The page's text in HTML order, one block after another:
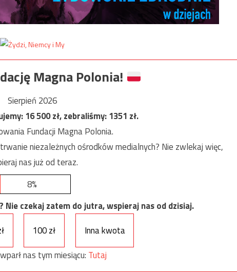
Magna Polonia!
Sierpień 2026
16 500zł, zebraliśmy:1351 zł.
Fundacji Magna Polonia.
niezależnych ośrodków medialnych? Nie zwlekaj więc,
nas już od teraz.
8%
czekaj zatem do jutra, wspieraj nas od dzisiaj.
100 zł
Inna kwota
nas tym miesiącu: Tutaj